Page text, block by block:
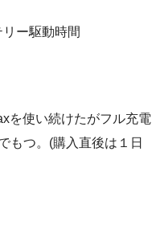
ー駆動時間
を使い続けたがフル充電
もつ。(購入直後は１日